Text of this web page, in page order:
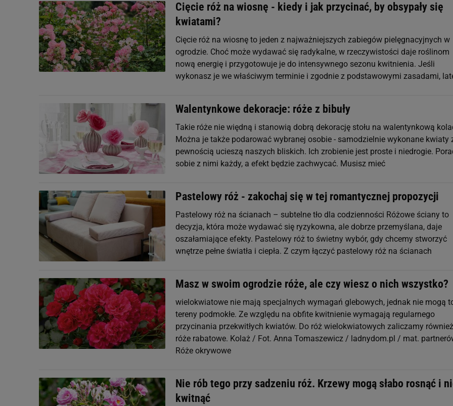
Cięcie róż na wiosnę - kiedy i jak przycinać, by obsypały się
kwiatami?
Cięcie róż na wiosnę to jeden z najważniejszych zabiegów pielęgnacyjnych w
ogrodzie. Choć może wydawać się radykalne, w rzeczywistości daje roślinom
nową energię i przygotowuje je do intensywnego sezonu kwitnienia. Jeśli
wykonasz je we właściwym terminie i zgodnie z podstawowymi zasadami,
Walentynkowe dekoracje: róże z bibuły
Takie róże nie więdną i stanowią dobrą dekorację stołu na walentynkową
Można je także podarować wybranej osobie - samodzielnie wykonane kwiaty
pewnością ucieszą naszych bliskich. Ich zrobienie jest proste i niedrogie.
sobie z nimi każdy, a efekt będzie zachwycać. Musisz mieć
Pastelowy róż - zakochaj się w tej romantycznej propozycji
Pastelowy róż na ścianach – subtelne tło dla codzienności Różowe ściany to
decyzja, która może wydawać się ryzykowna, ale dobrze przemyślana, daje
oszałamiające efekty. Pastelowy róż to świetny wybór, gdy chcemy stworzyć
wnętrze pełne światła i ciepła. Z czym łączyć pastelowy róż na ścianach
Masz w swoim ogrodzie róże, ale czy wiesz o nich wszystko?
wielokwiatowe nie mają specjalnych wymagań glebowych, jednak nie mogą
tereny podmokłe. Ze względu na obfite kwitnienie wymagają regularnego
przycinania przekwitłych kwiatów. Do róż wielokwiatowych zaliczamy również
róże rabatowe. Kolaż / Fot. Anna Tomaszewicz / ladnydom.pl / mat.
Róże okrywowe
Nie rób tego przy sadzeniu róż. Krzewy mogą słabo rosnąć i
kwitnąć